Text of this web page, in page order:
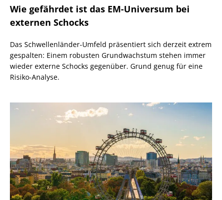
Wie gefährdet ist das EM-Universum bei
externen Schocks
Das Schwellenländer-Umfeld präsentiert sich derzeit extrem
gespalten: Einem robusten Grundwachstum stehen immer
wieder externe Schocks gegenüber. Grund genug für eine
Risiko-Analyse.